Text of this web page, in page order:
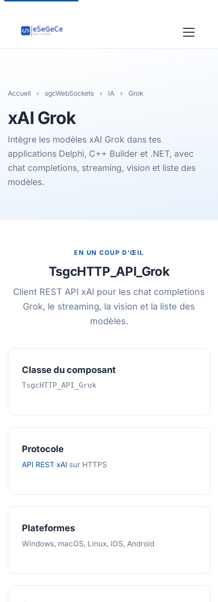
Accueil › sgcWebSockets › IA › Grok
xAI Grok
Intègre les modèles xAI Grok dans tes
applications Delphi, C++ Builder et .NET, avec
chat completions, streaming, vision et liste des
modèles.
EN UN COUP D'ŒIL
TsgcHTTP_API_Grok
Client REST API xAI pour les chat completions
Grok, le streaming, la vision et la liste des
modèles.
Classe du composant
TsgcHTTP_API_Grok
Protocole
API REST xAI sur HTTPS
Plateformes
Windows, macOS, Linux, iOS, Android